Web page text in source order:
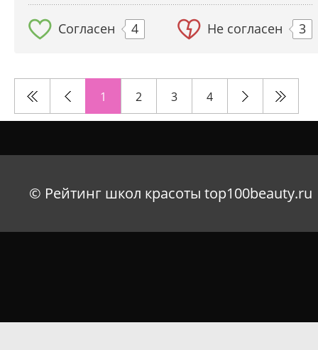
Согласен 4 Не согласен 3
1 2 3 4
© Рейтинг школ красоты top100beauty.ru